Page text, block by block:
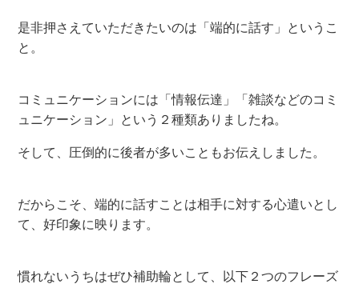
是非押さえていただきたいのは「端的に話す」というこ
と。
コミュニケーションには「情報伝達」「雑談などのコミ
ュニケーション」という２種類ありましたね。
そして、圧倒的に後者が多いこともお伝えしました。
だからこそ、端的に話すことは相手に対する心遣いとし
て、好印象に映ります。
慣れないうちはぜひ補助輪として、以下２つのフレーズ